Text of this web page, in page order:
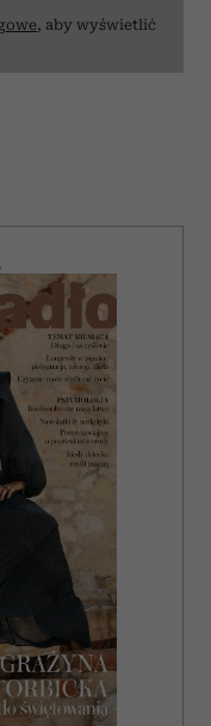
, aby wyświetlić